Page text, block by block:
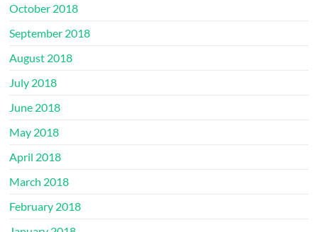
October 2018
September 2018
August 2018
July 2018
June 2018
May 2018
April 2018
March 2018
February 2018